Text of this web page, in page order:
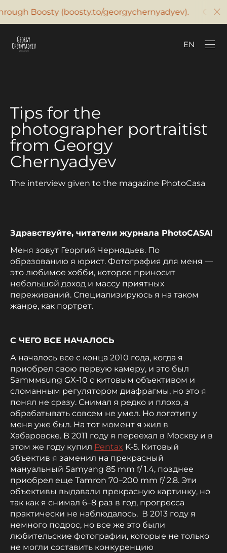
SUPPORT ON BOOSTY
Boosty (boosty.to/georgychernyadyev).
EN
Tips for the
photographer portraitist
from Georgy
Chernyadyev
The interview given to the magazine PhotoCasa
Здравствуйте, читатели журнала PhotoCASA!
Меня зовут Георгий Чернядьев. По
образованию я юрист. Фотография для меня —
это любимое хобби, которое приносит
небольшой доход и массу приятных
переживаний. Специализируюсь я на таком
жанре, как портрет.
С ЧЕГО ВСЕ НАЧАЛОСЬ
А началось все с конца 2010 года, когда я
приобрел свою первую камеру, и это был
Samммsung GX-10 с китовым объективом и
сломанным регулятором диафрагмы, но это я
понял не сразу. Снимал я редко и плохо, а
обрабатывать совсем не умел. Но логотип у
меня уже был. На тот момент я жил в
Хабаровске. В 2011 году я переехал в Москву и в
этом же году купил Pentax K-5. Китовый
объектив я заменил на прекрасный
мануальный Samyang 85 mm f/ 1.4, позднее
приобрел еще Tamron 70–200 mm f/ 2.8. Эти
объективы выдавали прекрасную картинку, но
так как я снимал 6–8 раз в год, прогресса
практически не наблюдалось. В 2013 году я
немного подрос, но все же это были
любительские фотографии, которые не только
не могли составить конкуренцию